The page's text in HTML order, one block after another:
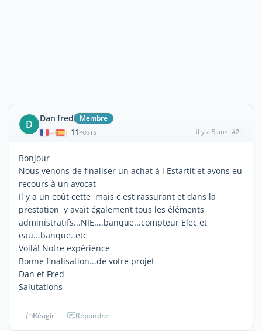
D Dan fred Membre
| 11 POSTS il y a 5 ans #2
Bonjour
Nous venons de finaliser un achat à l Estartit et avons eu
recours à un avocat
Il y a un coût cette mais c est rassurant et dans la
prestation y avait également tous les éléments
administratifs...NIE....banque...compteur Elec et
eau...banque..etc
Voilà! Notre expérience
Bonne finalisation...de votre projet
Dan et Fred
Salutations
Réagir Répondre